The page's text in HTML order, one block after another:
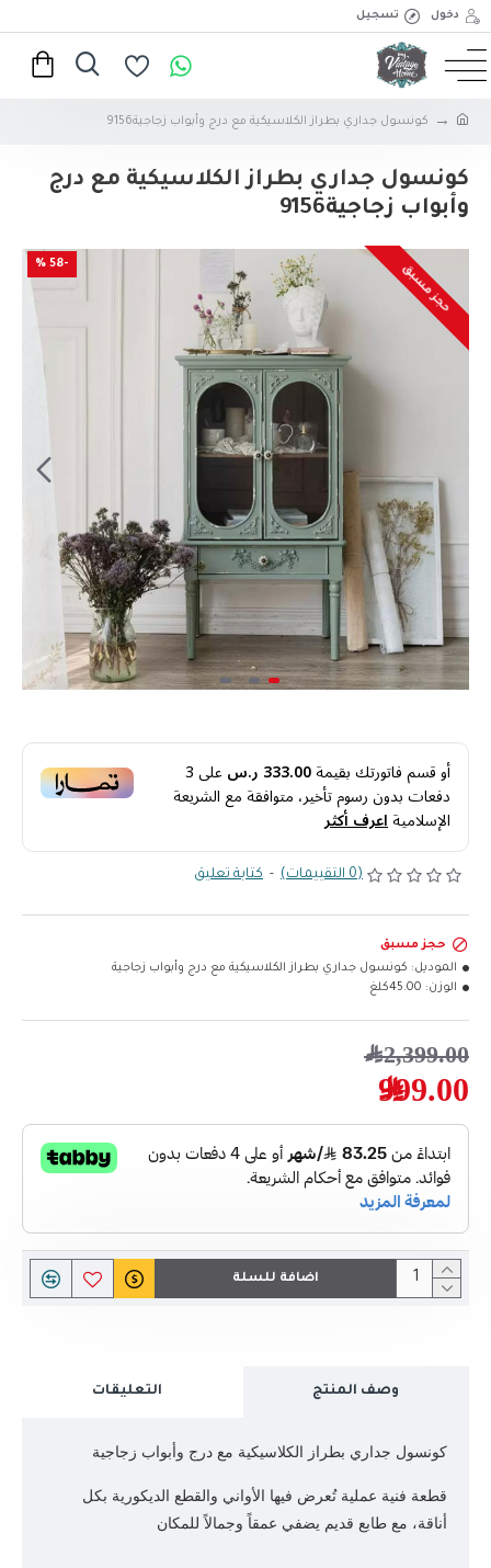
دخول تسجيل
كونسول جداري بطراز الكلاسيكية مع درج وأبواب زجاجية9156
كونسول جداري بطراز الكلاسيكية مع درج
وأبواب زجاجية9156
-58 % حجز مسبق
أو قسم فاتورتك بقيمة333.00 ر.س على3
دفعات بدون رسوم تأخير، متوافقة مع الشريعة
الإسلاميةاعرف أكثر
(0 التقييمات) - كتابة تعليق
999.00﷼
2,399.00﷼
حجز مسبق
الموديل: كونسول جداري بطراز الكلاسيكية مع درج وأبواب زجاجية
الوزن: 45.00كلغ
اضافة للسلة
وصف المنتج التعليقات
كونسول جداري بطراز الكلاسيكية مع درج وأبواب زجاجية
قطعة فنية عملية تُعرض فيها الأواني والقطع الديكورية بكل
أناقة، مع طابع قديم يضفي عمقاً وجمالاً للمكان